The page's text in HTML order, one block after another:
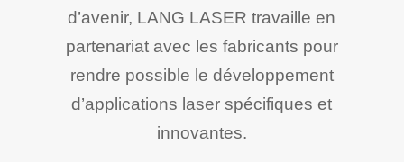
d’avenir, LANG LASER travaille en
partenariat avec les fabricants pour
rendre possible le développement
d’applications laser spécifiques et
innovantes.